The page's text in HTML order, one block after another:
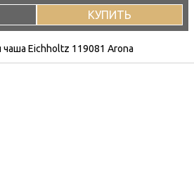
КУПИТЬ
чаша Eichholtz 119081 Arona